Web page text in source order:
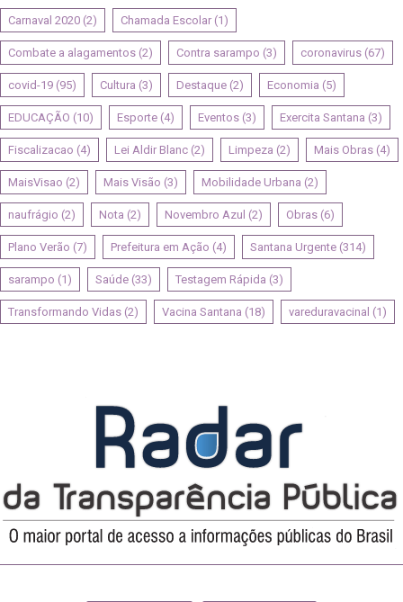
Carnaval 2020 (2) Chamada Escolar (1)
Combate a alagamentos (2) Contra sarampo (3) coronavirus (67)
covid-19 (95) Cultura (3) Destaque (2) Economia (5)
EDUCAÇÃO (10) Esporte (4) Eventos (3) Exercita Santana (3)
Fiscalizacao (4) Lei Aldir Blanc (2) Limpeza (2) Mais Obras (4)
MaisVisao (2) Mais Visão (3) Mobilidade Urbana (2)
naufrágio (2) Nota (2) Novembro Azul (2) Obras (6)
Plano Verão (7) Prefeitura em Ação (4) Santana Urgente (314)
sarampo (1) Saúde (33) Testagem Rápida (3)
Transformando Vidas (2) Vacina Santana (18) vareduravacinal (1)